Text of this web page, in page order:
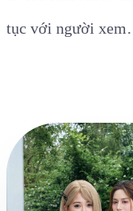
tục với người